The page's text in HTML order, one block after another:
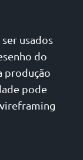
usados
do
produção
pode